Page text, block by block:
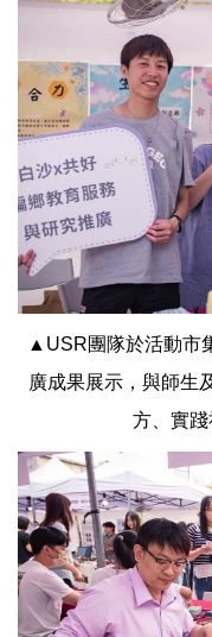
▲USR團隊於活動市
廣成果展示，與師生
方、實踐